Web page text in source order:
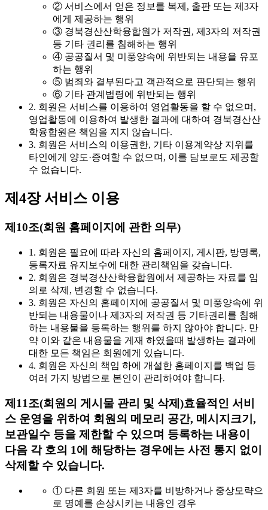
② 서비스에서 얻은 정보를 복제, 출판 또는 제3자
에게 제공하는 행위
③ 경북경산산학융합원가 저작권, 제3자의 저작권
등 기타 권리를 침해하는 행위
④ 공공질서 및 미풍양속에 위반되는 내용을 유포
하는 행위
⑤ 범죄와 결부된다고 객관적으로 판단되는 행위
⑥ 기타 관계법령에 위반되는 행위
2. 회원은 서비스를 이용하여 영업활동을 할 수 없으며,
영업활동에 이용하여 발생한 결과에 대하여 경북경산산
학융합원은 책임을 지지 않습니다.
3. 회원은 서비스의 이용권한, 기타 이용계약상 지위를
타인에게 양도·증여할 수 없으며, 이를 담보로도 제공할
수 없습니다.
제4장 서비스 이용
제10조(회원 홈페이지에 관한 의무)
1. 회원은 필요에 따라 자신의 홈페이지, 게시판, 방명록,
등록자료 유지보수에 대한 관리책임을 갖습니다.
2. 회원은 경북경산산학융합원에서 제공하는 자료를 임
의로 삭제, 변경할 수 없습니다.
3. 회원은 자신의 홈페이지에 공공질서 및 미풍양속에 위
반되는 내용물이나 제3자의 저작권 등 기타권리를 침해
하는 내용물을 등록하는 행위를 하지 않아야 합니다. 만
약 이와 같은 내용물을 게재 하였을때 발생하는 결과에
대한 모든 책임은 회원에게 있습니다.
4. 회원은 자신의 책임 하에 개설한 홈페이지를 백업 등
여러 가지 방법으로 본인이 관리하여야 합니다.
제11조(회원의 게시물 관리 및 삭제)효율적인 서비
스 운영을 위하여 회원의 메모리 공간, 메시지크기,
보관일수 등을 제한할 수 있으며 등록하는 내용이
다음 각 호의 1에 해당하는 경우에는 사전 통지 없이
삭제할 수 있습니다.
① 다른 회원 또는 제3자를 비방하거나 중상모략으
로 명예를 손상시키는 내용인 경우